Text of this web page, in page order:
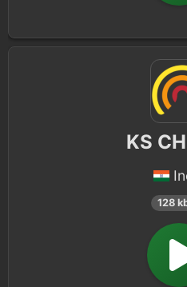
KS
128